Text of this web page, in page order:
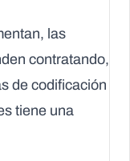
las
contratando,
de codificación
tiene una